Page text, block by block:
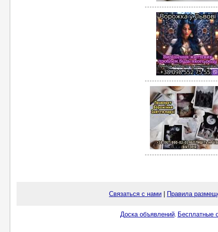
Связаться с нами Правила
Доска объявлений. Бесплатные